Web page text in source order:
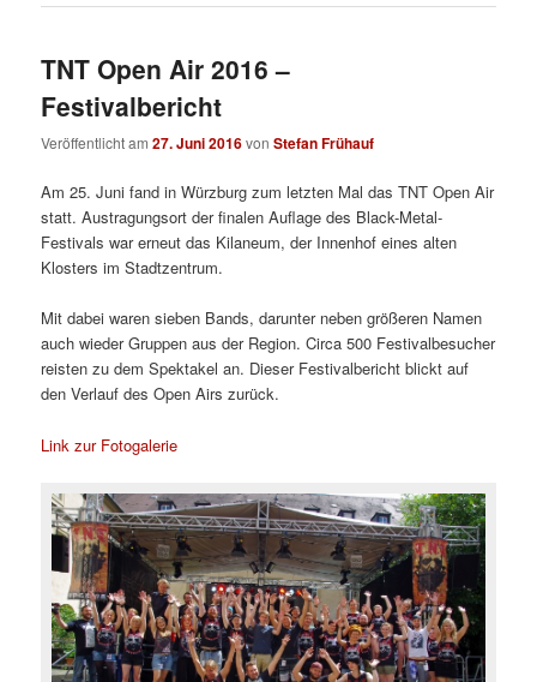
TNT Open Air 2016 –
Festivalbericht
Veröffentlicht am27. Juni 2016vonStefan Frühauf
Am 25. Juni fand in Würzburg zum letzten Mal das TNT Open Air
statt. Austragungsort der finalen Auflage des Black-Metal-
Festivals war erneut das Kilaneum, der Innenhof eines alten
Klosters im Stadtzentrum.
Mit dabei waren sieben Bands, darunter neben größeren Namen
auch wieder Gruppen aus der Region. Circa 500 Festivalbesucher
reisten zu dem Spektakel an. Dieser Festivalbericht blickt auf
den Verlauf des Open Airs zurück.
Link zur Fotogalerie